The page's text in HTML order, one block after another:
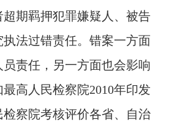
期羁押犯罪嫌疑人、被告
执法过错责任。错案一方面
责任，另一方面也会影响
高人民检察院2010年印发
检察院考核评价各省、自治